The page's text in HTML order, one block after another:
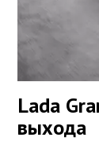
Lada
выхода